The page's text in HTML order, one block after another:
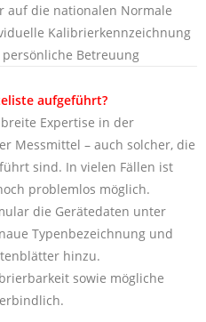
die nationalen Normale
Kalibrierkennzeichnung
Betreuung
aufgeführt?
Expertise in der
Messmittel – auch solcher, die
sind. In vielen Fällen ist
problemlos möglich.
die Gerätedaten unter
Typenbezeichnung und
hinzu.
sowie mögliche